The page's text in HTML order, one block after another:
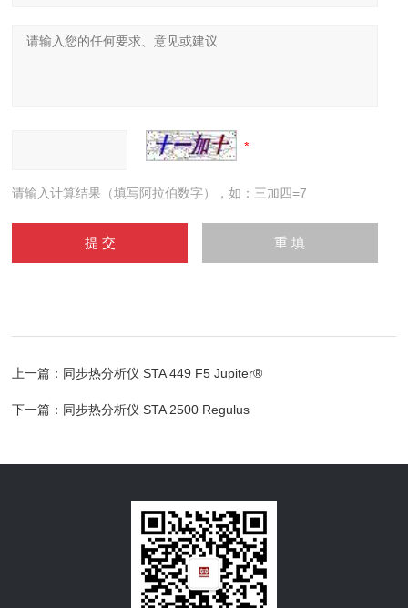
请输入计算结果（填写阿拉伯数字），如：三加四=7
上一篇： 同步热分析仪 STA 449 F5 Jupiter®
下一篇： 同步热分析仪 STA 2500 Regulus